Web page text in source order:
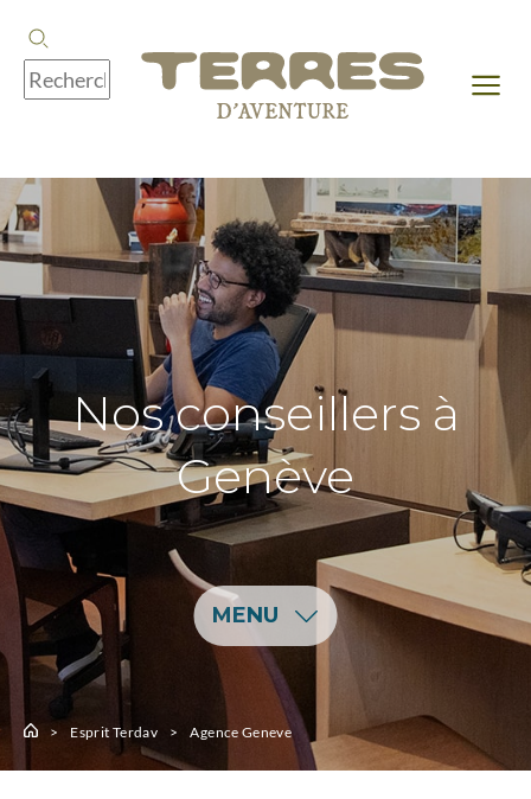
Nos conseillers à
Genève
MENU
Esprit Terdav Agence Geneve